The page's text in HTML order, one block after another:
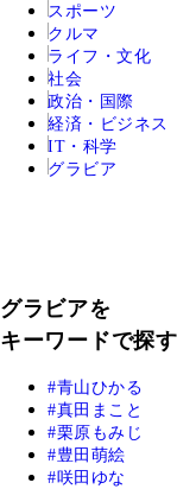
スポーツ
クルマ
ライフ・文化
社会
政治・国際
経済・ビジネス
IT・科学
グラビア
グラビアを
キーワードで探す
青山ひかる
真田まこと
栗原もみじ
豊田萌絵
咲田ゆな